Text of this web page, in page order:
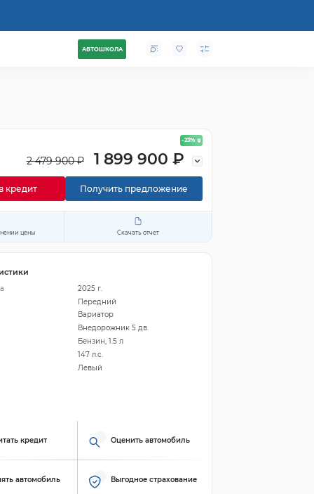
АВТОШКОЛА
- 23%
2 479 900 ₽ 1 899 900 ₽
кредит Получить предложение
цены Скачать отчет
2025 г.
Передний
Вариатор
Внедорожник 5 дв.
Бензин, 1.5 л
147 л.с.
Левый
кредит Оценить автомобиль
автомобиль Выгодное страхование